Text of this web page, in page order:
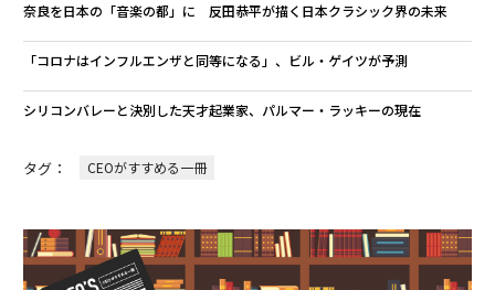
奈良を日本の「音楽の都」に 反田恭平が描く日本クラシック界の未来
「コロナはインフルエンザと同等になる」、ビル・ゲイツが予測
シリコンバレーと決別した天才起業家、パルマー・ラッキーの現在
タグ： CEOがすすめる一冊